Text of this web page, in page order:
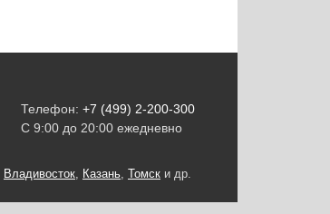
Телефон: +7 (499) 2-200-300
С 9:00 до 20:00 ежедневно
Владивосток, Казань, Томск и др.